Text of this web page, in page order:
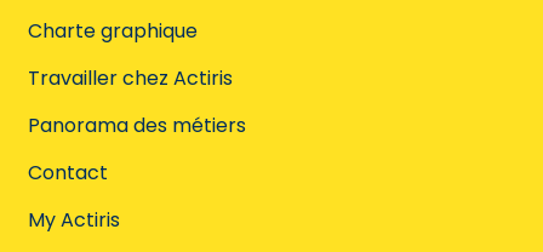
Charte graphique
Travailler chez Actiris
Panorama des métiers
Contact
My Actiris